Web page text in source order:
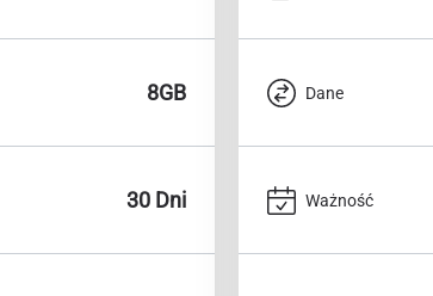
8GB
30 Dni
Dane
Ważność